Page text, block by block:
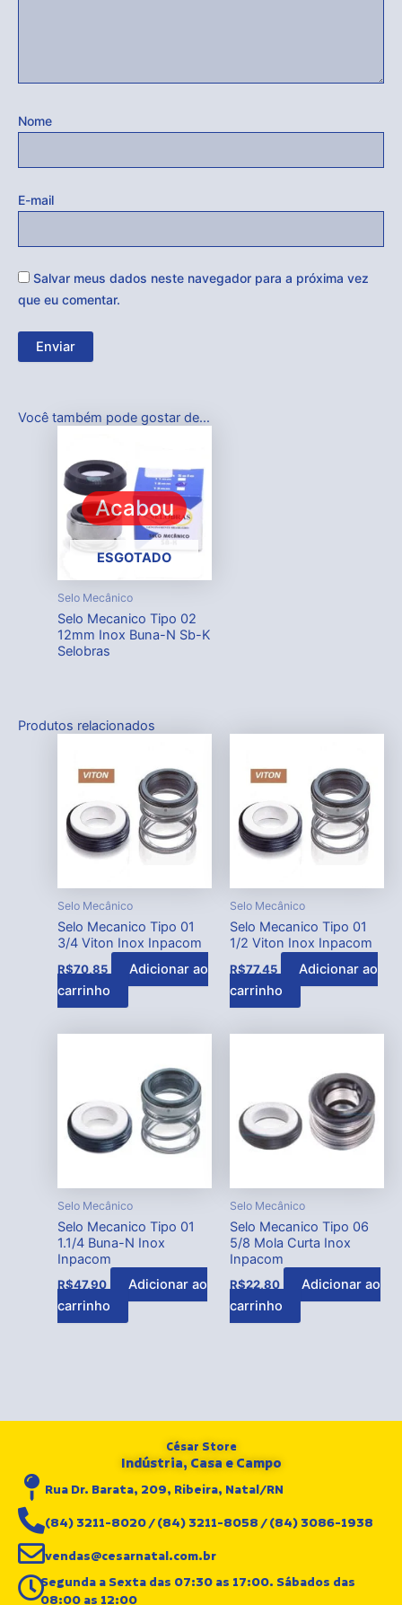
Nome
E-mail
Salvar meus dados neste navegador para a próxima vez
que eu comentar.
Você também pode gostar de…
Acabou
ESGOTADO
Selo Mecânico
Selo Mecanico Tipo 02
12mm Inox Buna-N Sb-K
Selobras
Produtos relacionados
Selo Mecânico
Selo Mecanico Tipo 01
3/4 Viton Inox Inpacom
R$70,85
Adicionar ao
carrinho
Selo Mecânico
Selo Mecanico Tipo 01
1/2 Viton Inox Inpacom
R$77,45
Adicionar ao
carrinho
Selo Mecânico
Selo Mecanico Tipo 01
1.1/4 Buna-N Inox
Inpacom
R$47,90
Adicionar ao
carrinho
Selo Mecânico
Selo Mecanico Tipo 06
5/8 Mola Curta Inox
Inpacom
R$22,80
Adicionar ao
carrinho
César Store
Indústria, Casa e Campo
Rua Dr. Barata, 209, Ribeira, Natal/RN
(84) 3211-8020 / (84) 3211-8058 / (84) 3086-1938
vendas@cesarnatal.com.br
Segunda a Sexta das 07:30 as 17:00. Sábados das
08:00 as 12:00